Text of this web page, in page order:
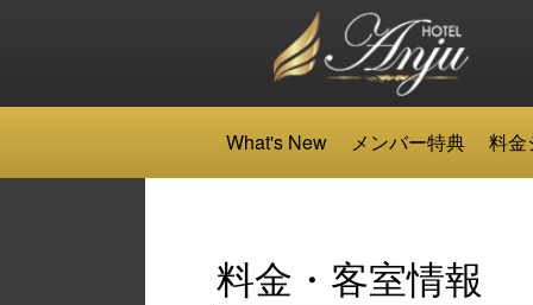
What's New メンバー特典 料金
料金・客室情報